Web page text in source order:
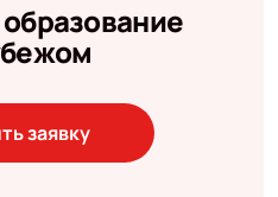
заявку